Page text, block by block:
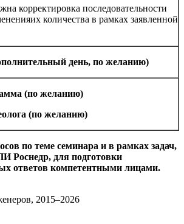
корректировка последовательности
количества в рамках заявленной
день, по желанию)
(по желанию)
(по желанию)
по теме семинара и в рамках задач,
для подготовки
ответов компетентными лицами.
2015–2026